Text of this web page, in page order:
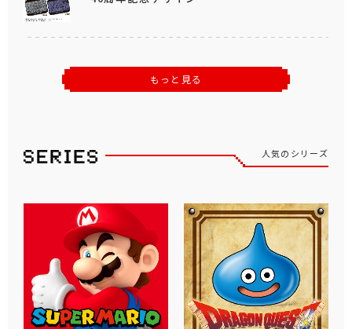
もっと見る
人気のシリーズ